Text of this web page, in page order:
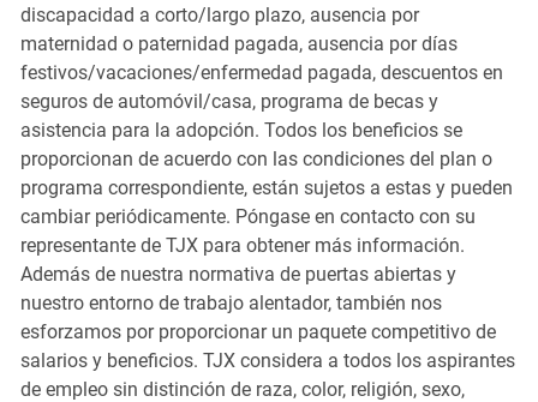
discapacidad a corto/largo plazo, ausencia por
maternidad o paternidad pagada, ausencia por días
festivos/vacaciones/enfermedad pagada, descuentos en
seguros de automóvil/casa, programa de becas y
asistencia para la adopción. Todos los beneficios se
proporcionan de acuerdo con las condiciones del plan o
programa correspondiente, están sujetos a estas y pueden
cambiar periódicamente. Póngase en contacto con su
representante de TJX para obtener más información.
Además de nuestra normativa de puertas abiertas y
nuestro entorno de trabajo alentador, también nos
esforzamos por proporcionar un paquete competitivo de
salarios y beneficios. TJX considera a todos los aspirantes
de empleo sin distinción de raza, color, religión, sexo,